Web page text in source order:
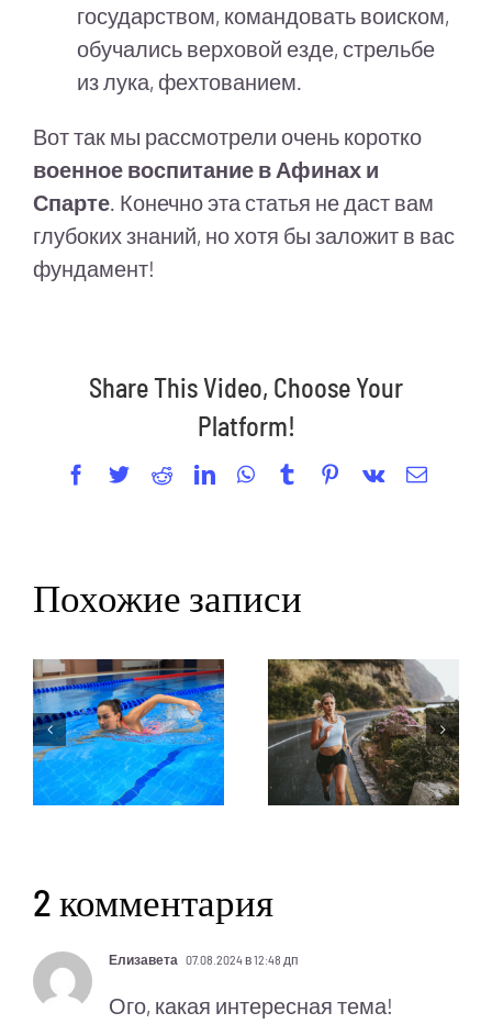
государством, командовать воиском,
обучались верховой езде, стрельбе
из лука, фехтованием.
Вот так мы рассмотрели очень коротко
военное воспитание в Афинах и
Спарте. Конечно эта статья не даст вам
глубоких знаний, но хотя бы заложит в вас
фундамент!
Share This Video, Choose Your
Platform!
Facebook
TwitterRedditLinkedInWhatsApp
TumblrPinterest
Vk Email
Похожие записи
2 комментария
Елизавета 07.08.2024 в 12:48 дп
Ого, какая интересная тема!